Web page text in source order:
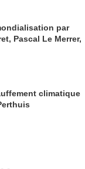
par
Pascal Le Merrer,
climatique